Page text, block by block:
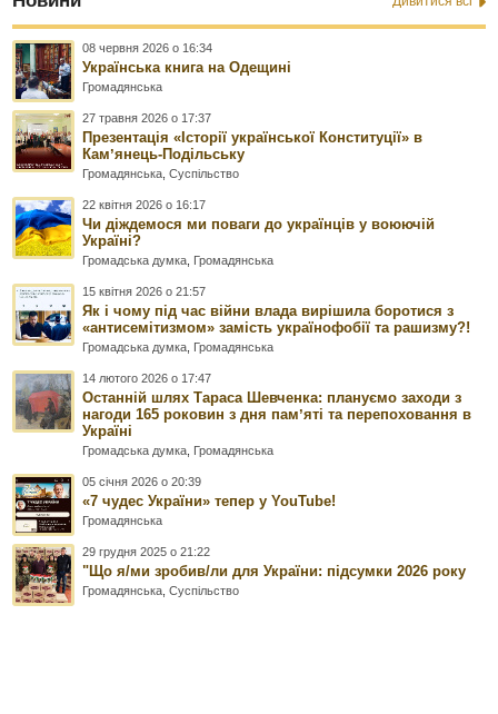
08 червня 2026 о 16:34
Українська книга на Одещині
Громадянська
27 травня 2026 о 17:37
Презентація «Історії української Конституції» в
Камʼянець-Подільську
Громадянська ,Суспільство
22 квітня 2026 о 16:17
Чи діждемося ми поваги до українців у воюючій
Україні?
Громадська думка Громадянська
15 квітня 2026 о 21:57
Як і чому під час війни влада вирішила боротися з
«антисемітизмом» замість українофобії та рашизму?!
Громадська думка Громадянська
14 лютого 2026 о 17:47
Останній шлях Тараса Шевченка: плануємо заходи з
нагоди 165 роковин з дня памʼяті та перепоховання в
Україні
Громадська думка Громадянська
05 січня 2026 о 20:39
«7 чудес України» тепер у YouTube!
Громадянська
29 грудня 2025 о 21:22
"Що я/ми зробив/ли для України: підсумки 2026 року
Громадянська ,Суспільство